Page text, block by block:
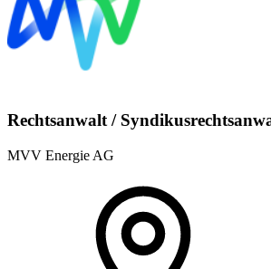
Rechtsanwalt /
MVV Energie AG